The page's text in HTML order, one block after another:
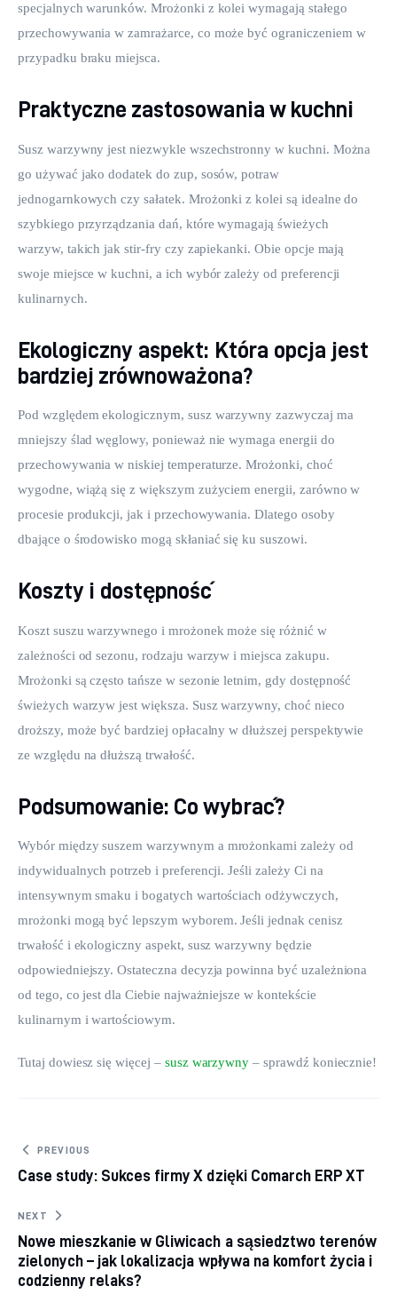
specjalnych warunków. Mrożonki z kolei wymagają stałego
przechowywania w zamrażarce, co może być ograniczeniem w
przypadku braku miejsca.
Praktyczne zastosowania w kuchni
Susz warzywny jest niezwykle wszechstronny w kuchni. Można
go używać jako dodatek do zup, sosów, potraw
jednogarnkowych czy sałatek. Mrożonki z kolei są idealne do
szybkiego przyrządzania dań, które wymagają świeżych
warzyw, takich jak stir-fry czy zapiekanki. Obie opcje mają
swoje miejsce w kuchni, a ich wybór zależy od preferencji
kulinarnych.
Ekologiczny aspekt: Która opcja jest
bardziej zrównoważona?
Pod względem ekologicznym, susz warzywny zazwyczaj ma
mniejszy ślad węglowy, ponieważ nie wymaga energii do
przechowywania w niskiej temperaturze. Mrożonki, choć
wygodne, wiążą się z większym zużyciem energii, zarówno w
procesie produkcji, jak i przechowywania. Dlatego osoby
dbające o środowisko mogą skłaniać się ku suszowi.
Koszty i dostępność
Koszt suszu warzywnego i mrożonek może się różnić w
zależności od sezonu, rodzaju warzyw i miejsca zakupu.
Mrożonki są często tańsze w sezonie letnim, gdy dostępność
świeżych warzyw jest większa. Susz warzywny, choć nieco
droższy, może być bardziej opłacalny w dłuższej perspektywie
ze względu na dłuższą trwałość.
Podsumowanie: Co wybrać?
Wybór między suszem warzywnym a mrożonkami zależy od
indywidualnych potrzeb i preferencji. Jeśli zależy Ci na
intensywnym smaku i bogatych wartościach odżywczych,
mrożonki mogą być lepszym wyborem. Jeśli jednak cenisz
trwałość i ekologiczny aspekt, susz warzywny będzie
odpowiedniejszy. Ostateczna decyzja powinna być uzależniona
od tego, co jest dla Ciebie najważniejsze w kontekście
kulinarnym i wartościowym.
Tutaj dowiesz się więcej – susz warzywny – sprawdź koniecznie!
Nawigacja wpisu
PREVIOUS
Case study: Sukces firmy X dzięki Comarch ERP XT
NEXT
Nowe mieszkanie w Gliwicach a sąsiedztwo terenów
zielonych – jak lokalizacja wpływa na komfort życia i
codzienny relaks?